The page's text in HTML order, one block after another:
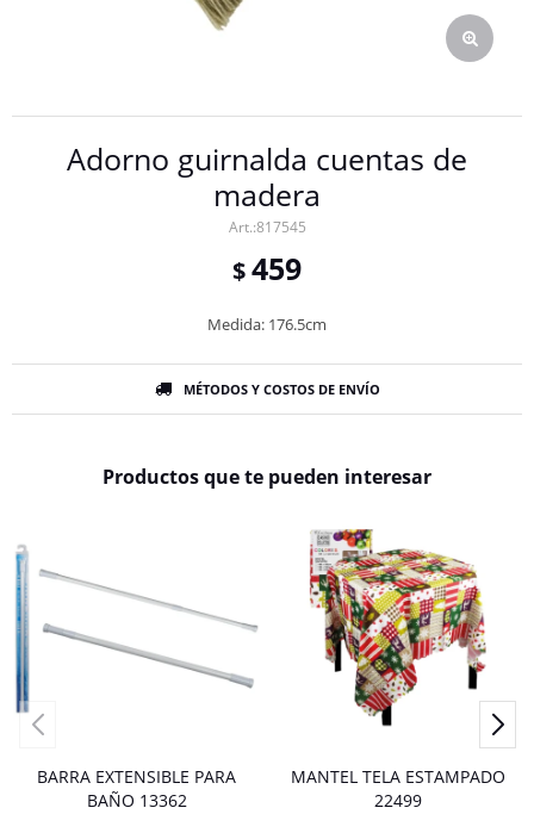
Adorno guirnalda cuentas de
madera
817545
$459
Medida: 176.5cm
MÉTODOS Y COSTOS DE ENVÍO
Productos que te pueden interesar
BARRA EXTENSIBLE PARA
BAÑO 13362
MANTEL TELA ESTAMPADO
22499